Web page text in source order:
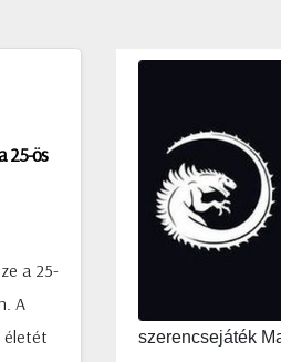
25-ös
a 25-
A
életét
szerencsejáték